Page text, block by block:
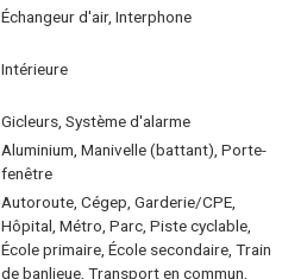
Échangeur d'air, Interphone
Intérieure
Gicleurs, Système d'alarme
Aluminium, Manivelle (battant), Porte-
fenêtre
Autoroute, Cégep, Garderie/CPE,
Hôpital, Métro, Parc, Piste cyclable,
École primaire, École secondaire, Train
de banlieue, Transport en commun,